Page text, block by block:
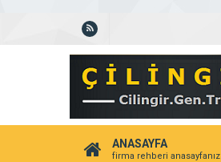
ANASAYFA
firma rehberi anasayfanız